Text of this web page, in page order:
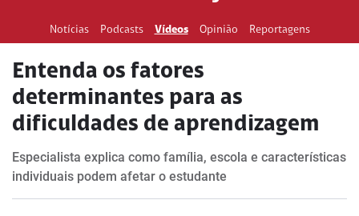
Notícias Podcasts Vídeos Opinião Reportagens
Entenda os fatores
determinantes para as
dificuldades de aprendizagem
Especialista explica como família, escola e características
individuais podem afetar o estudante